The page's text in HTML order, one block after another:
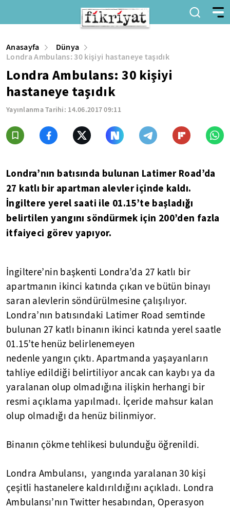
Anasayfa
Dünya
Londra Ambulans: 30 kişiyi hastaneye taşıdık
Londra Ambulans: 30 kişiyi
hastaneye taşıdık
Yayınlanma Tarihi: 14.06.2017 09:11
Londra’nın batısında bulunan Latimer Road’da
27 katlı bir apartman alevler içinde kaldı.
İngiltere yerel saati ile 01.15’te başladığı
belirtilen yangını söndürmek için 200’den fazla
itfaiyeci görev yapıyor.
İngiltere’nin başkenti Londra’da 27 katlı bir
apartmanın ikinci katında çıkan ve bütün binayı
saran alevlerin söndürülmesine çalışılıyor.
Londra’nın batısındaki Latimer Road semtinde
bulunan 27 katlı binanın ikinci katında yerel saatle
01.15’te henüz belirlenemeyen
nedenle yangın çıktı. Apartmanda yaşayanların
tahliye edildiği belirtiliyor ancak can kaybı ya da
yaralanan olup olmadığına ilişkin herhangi bir
resmi açıklama yapılmadı. İçeride mahsur kalan
olup olmadığı da henüz bilinmiyor.
Binanın çökme tehlikesi bulunduğu öğrenildi.
Londra Ambulansı, yangında yaralanan 30 kişi
çeşitli hastanelere kaldırıldığını açıkladı. Londra
Ambulansı’nın Twitter hesabından, Operasyon